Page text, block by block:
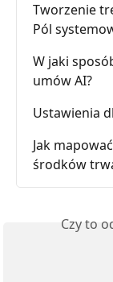
Tworzenie
Pól
W jaki
umów AI?
Ustawienia
Jak
środków
Czy to